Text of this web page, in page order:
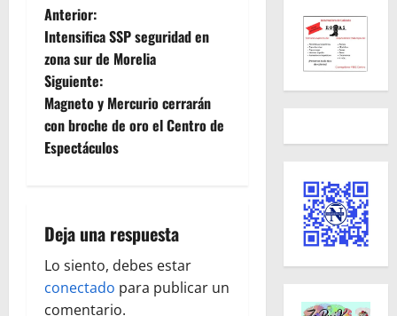
N
a
v
e
c
i
Anterior:
Intensifica SSP seguridad en
zona sur de Morelia
Siguiente:
Magneto y Mercurio cerrarán
con broche de oro el Centro de
Espectáculos
Deja una respuesta
Lo siento, debes estar
conectado para publicar un
comentario.